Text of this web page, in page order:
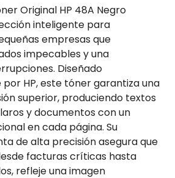
Original HP 48A Negro
inteligente para
empresas que
impecables y una
Diseñado
HP, este tóner garantiza una
superior, produciendo textos
y documentos con un
en cada página. Su
de alta precisión asegura que
facturas críticas hasta
refleje una imagen